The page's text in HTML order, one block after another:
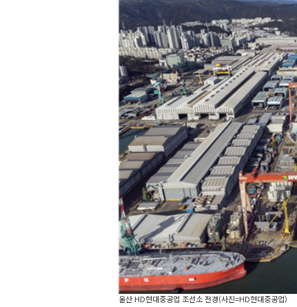
울산 HD현대중공업 조선소 전경(사진=HD현대중공업)